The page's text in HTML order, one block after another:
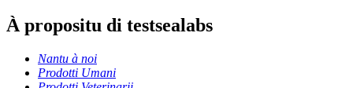
À propositu di testsealabs
Nantu à noi
Prodotti Umani